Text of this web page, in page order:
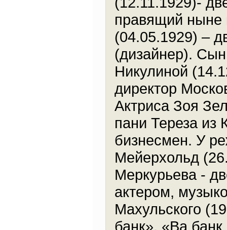
правящий ныне
(04.05.1929) –
(дизайнер).
Никулиной
директор
Актриса Зоя
пани Тереза из
бизнесмен. У
Мейерхольд
Меркурьева -
актером,
Махульского
банк», «Ва